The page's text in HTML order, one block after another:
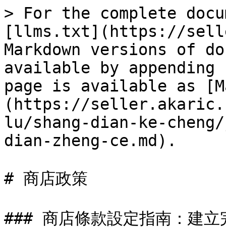
> For the complete
[llms.txt](https://
Markdown versions of
available by
page is available as
(https://
lu/shang-dian-ke-
dian-zheng-ce.md).
# 商店政策
### 商店條款設定指南：建立